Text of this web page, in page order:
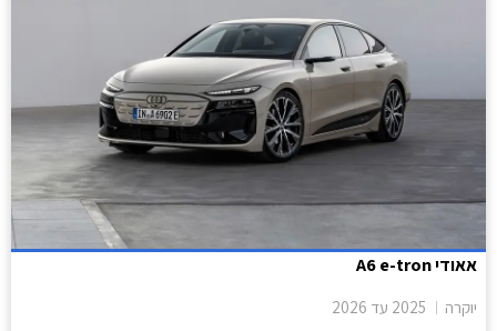
אאודי A6 e-tron
יוקרה 2025 עד 2026